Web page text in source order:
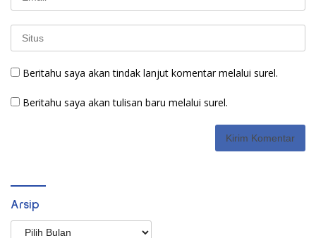
Beritahu saya akan tindak lanjut komentar melalui surel.
Beritahu saya akan tulisan baru melalui surel.
Arsip
Arsip